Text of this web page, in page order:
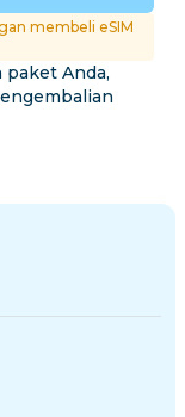
membeli eSIM
paket Anda,